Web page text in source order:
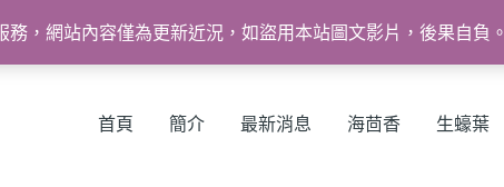
務，網站內容僅為更新近況，如盜用本站圖文影片，後果自負。
首頁 簡介 最新消息 海茴香 生蠔葉